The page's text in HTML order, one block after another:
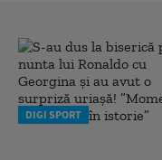
DIGI SPORT